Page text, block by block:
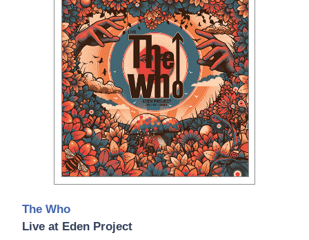
The Who
Live at Eden Project